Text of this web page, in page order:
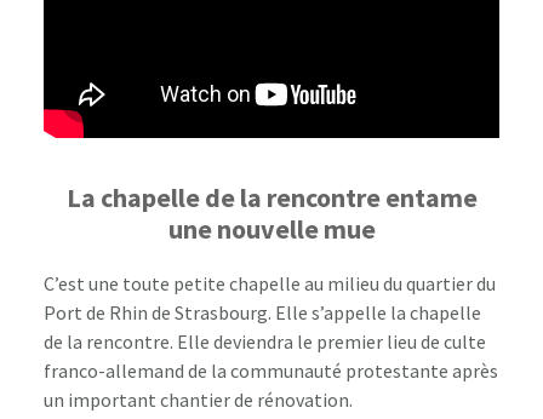
La chapelle de la rencontre entame
une nouvelle mue
C’est une toute petite chapelle au milieu du quartier du
Port de Rhin de Strasbourg. Elle s’appelle la chapelle
de la rencontre. Elle deviendra le premier lieu de culte
franco-allemand de la communauté protestante après
un important chantier de rénovation.